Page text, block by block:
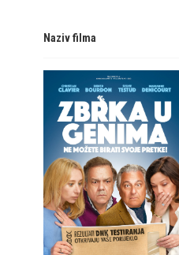
Naziv filma